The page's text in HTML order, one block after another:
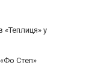
«Теплиця» у
Степ»